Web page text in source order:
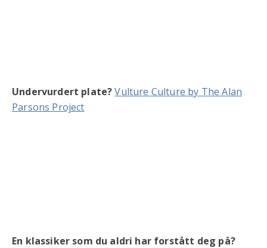
Undervurdert plate?Vulture Culture by The Alan
Parsons Project
En klassiker som du aldri har forstått deg på?